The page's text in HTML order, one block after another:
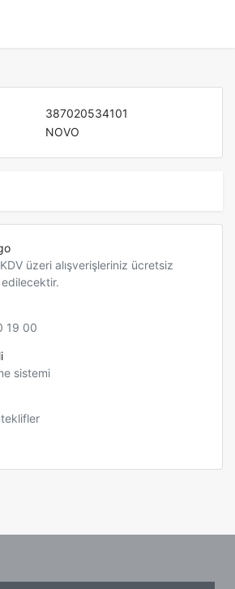
387020534101
NOVO
üzeri alışverişleriniz ücretsiz
19 00
sistemi